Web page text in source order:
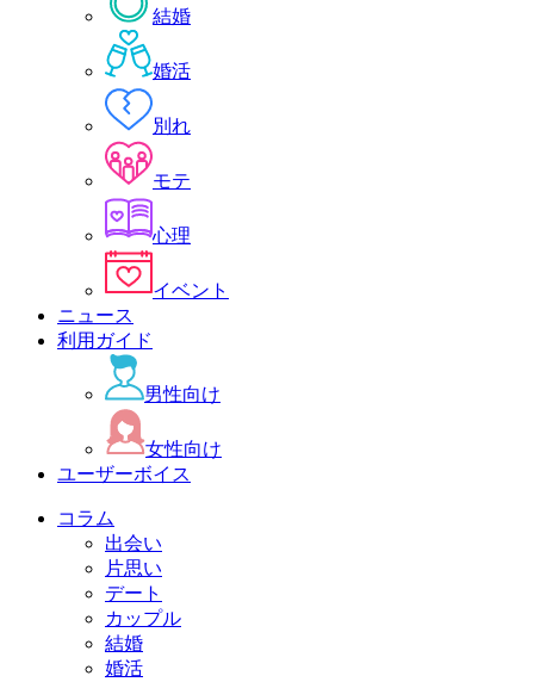
結婚
婚活
別れ
モテ
心理
イベント
ニュース
利用ガイド
男性向け
女性向け
ユーザーボイス
コラム
出会い
片思い
デート
カップル
結婚
婚活